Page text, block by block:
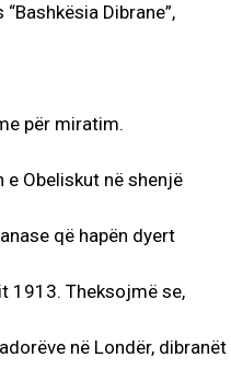
Dibrane”,
për miratim.
Obeliskut në shenjë
që hapën dyert
1913. Theksojmë se,
në Londër, dibranët